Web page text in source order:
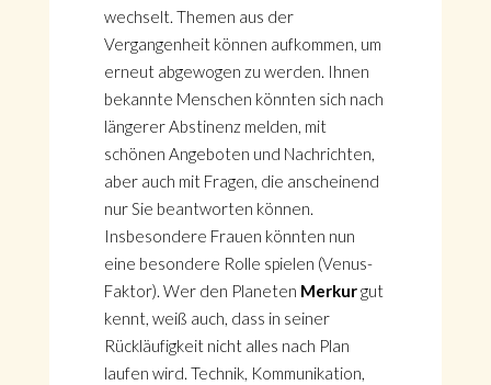
wechselt. Themen aus der
Vergangenheit können aufkommen, um
erneut abgewogen zu werden. Ihnen
bekannte Menschen könnten sich nach
längerer Abstinenz melden, mit
schönen Angeboten und Nachrichten,
aber auch mit Fragen, die anscheinend
nur Sie beantworten können.
Insbesondere Frauen könnten nun
eine besondere Rolle spielen (Venus-
Faktor). Wer den Planeten Merkurgut
kennt, weiß auch, dass in seiner
Rückläufigkeit nicht alles nach Plan
laufen wird. Technik, Kommunikation,